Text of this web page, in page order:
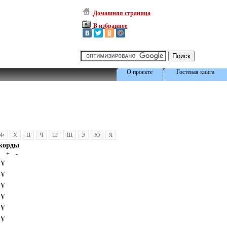
Домашняя страница
В избранное
Гостевая книга
О проекте
Ф Х Ц Ч Ш Щ Э Ю Я
+ -